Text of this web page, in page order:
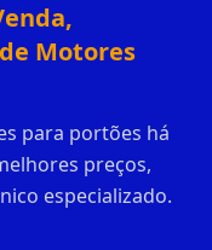
Motores
para portões há
preços,
especializado.